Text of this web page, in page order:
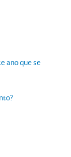
ano que se